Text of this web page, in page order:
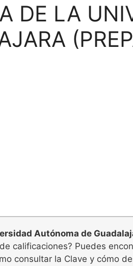
DE LA
Autónoma de
calificaciones? Puedes
consultar la Clave y cómo